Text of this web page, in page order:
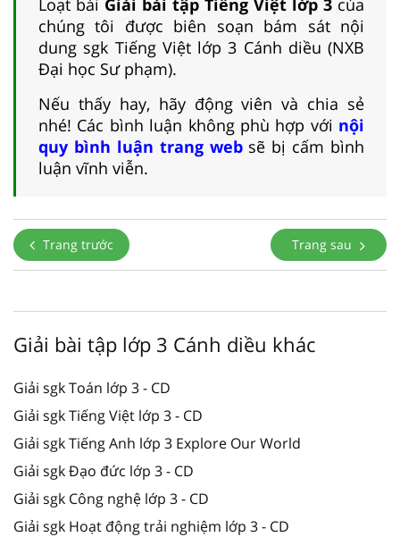
Loạt bài Giải bài tập Tiếng Việt lớp 3 của
chúng tôi được biên soạn bám sát nội
dung sgk Tiếng Việt lớp 3 Cánh diều (NXB
Đại học Sư phạm).
Nếu thấy hay, hãy động viên và chia sẻ
nhé! Các bình luận không phù hợp với nội
quy bình luận trang websẽ bị cấm bình
luận vĩnh viễn.
Trang trước Trang sau
Giải bài tập lớp 3 Cánh diều khác
Giải sgk Toán lớp 3 - CD
Giải sgk Tiếng Việt lớp 3 - CD
Giải sgk Tiếng Anh lớp 3 Explore Our World
Giải sgk Đạo đức lớp 3 - CD
Giải sgk Công nghệ lớp 3 - CD
Giải sgk Hoạt động trải nghiệm lớp 3 - CD